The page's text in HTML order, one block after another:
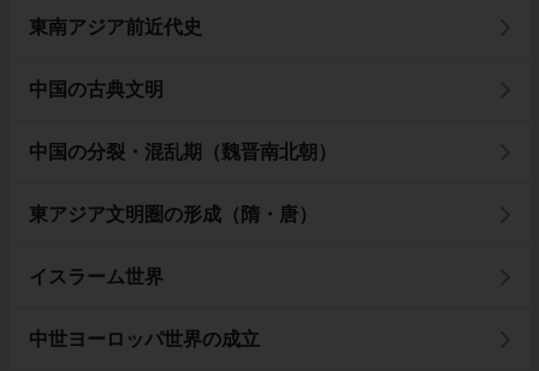
東南アジア前近代史
中国の古典文明
中国の分裂・混乱期（魏晋南北朝）
東アジア文明圏の形成（隋・唐）
イスラーム世界
中世ヨーロッパ世界の成立